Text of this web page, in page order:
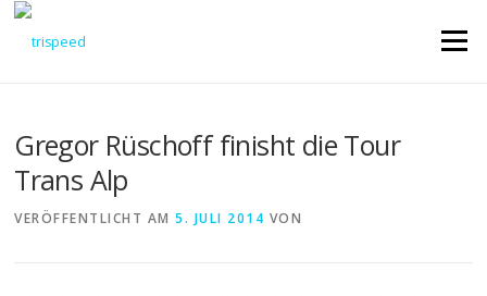
Direkt
Menü
Gregor Rüschoff finisht die Tour
Trans Alp
VERÖFFENTLICHT AM5. JULI 2014 VON